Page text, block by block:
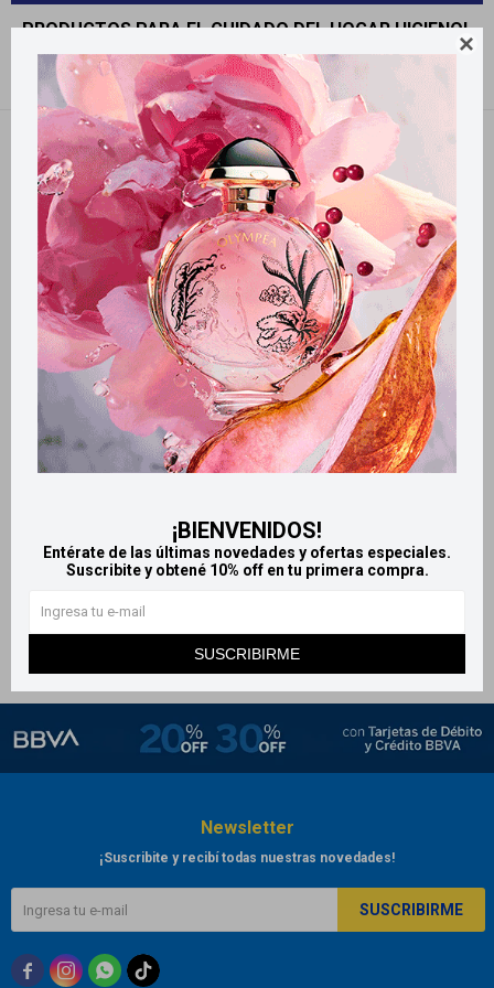

¡BIENVENIDOS!
Entérate de las últimas novedades y ofertas especiales.
Suscribite y obtené 10% off en tu primera compra.
SUSCRIBIRME
PRODUCTOS PARA EL CUIDADO DEL HOGAR HIGIENOL
Filtrando por: Higienol
LlegaHOY
HOY
Higienol papel higiénico -
Texturado 30m x4 rollos
$ 66
Newsletter
¡Suscribite y recibí todas nuestras novedades!
SUSCRIBIRME
  